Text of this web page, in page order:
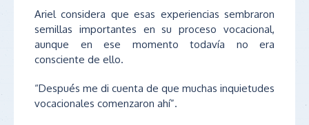
Ariel considera que esas experiencias sembraron
semillas importantes en su proceso vocacional,
aunque en ese momento todavía no era
consciente de ello.
“Después me di cuenta de que muchas inquietudes
vocacionales comenzaron ahí”.